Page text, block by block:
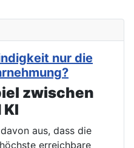
nur die
zwischen
aus, dass die
erreichbare